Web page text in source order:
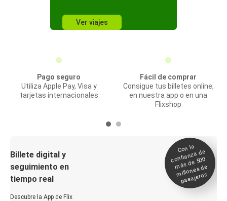
Ver viajes
Pago seguro
Utiliza Apple Pay, Visa y
tarjetas internacionales
Fácil de comprar
Consigue tus billetes online,
en nuestra app o en una
Flixshop
Billete digital y
seguimiento en
tiempo real
Descubre la App de Flix
Con la
confianza de
más de 500
millones de
pasajeros